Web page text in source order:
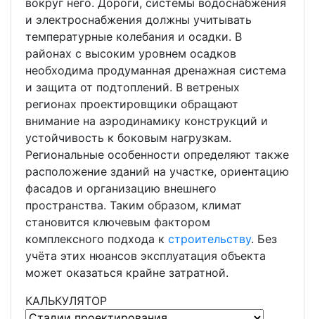
и электроснабжения должны учитывать
температурные колебания и осадки. В
районах с высоким уровнем осадков
необходима продуманная дренажная система
и защита от подтоплений. В ветреных
регионах проектировщики обращают
внимание на аэродинамику конструкций и
устойчивость к боковым нагрузкам.
Региональные особенности определяют также
расположение зданий на участке, ориентацию
фасадов и организацию внешнего
пространства. Таким образом, климат
становится ключевым фактором
комплексного подхода к строительству. Без
учёта этих нюансов эксплуатация объекта
может оказаться крайне затратной.
КАЛЬКУЛЯТОР